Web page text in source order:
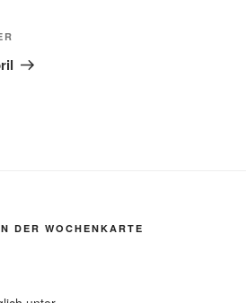
Beitrag
DER WOCHENKARTE